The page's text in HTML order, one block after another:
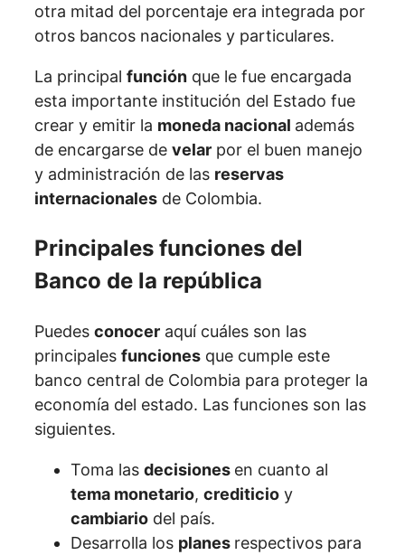
otra mitad del porcentaje era integrada por
otros bancos nacionales y particulares.
La principal función que le fue encargada
esta importante institución del Estado fue
crear y emitir la moneda nacional además
de encargarse de velar por el buen manejo
y administración de las reservas
internacionales de Colombia.
Principales funciones del
Banco de la república
Puedes conocer aquí cuáles son las
principales funciones que cumple este
banco central de Colombia para proteger la
economía del estado. Las funciones son las
siguientes.
Toma las decisiones en cuanto al
tema monetario, crediticio y
cambiario del país.
Desarrolla los planes respectivos para